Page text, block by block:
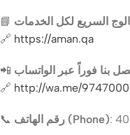
📘
🔗 https://aman.qa
📲
🔗 http://wa.me/
📞 رقم الهاتف (Phone):